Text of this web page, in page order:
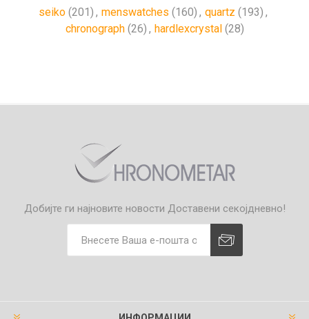
seiko (201) , menswatches (160) , quartz (193) ,
chronograph (26) , hardlexcrystal (28)
Добијте ги најновите новости Доставени секојдневно!